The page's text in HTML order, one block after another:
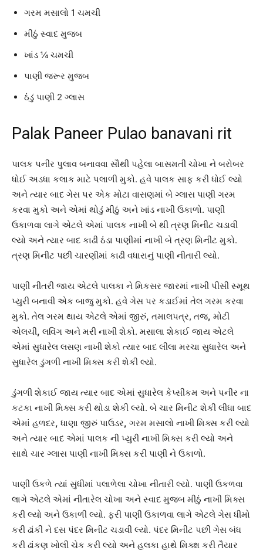
ગરમ મસાલો 1 ચમચી
મીઠું સ્વાદ મુજબ
ખાંડ ¼ ચમચી
પાણી જરૂર મુજબ
ઠંડું પાણી 2 ગ્લાસ
Palak Paneer Pulao banavani rit
પાલક પનીર પુલાવ બનાવવા સૌથી પહેલા બાસમતી ચોખા ને બરોબર
ધોઈ અડધા કલાક માટે પલાળી મુકો. હવે પાલક સાફ કરી ધોઈ લ્યો
અને ત્યાર બાદ ગેસ પર એક મોટા વાસણમાં બે ગ્લાસ પાણી ગરમ
કરવા મુકો અને એમાં થોડું મીઠું અને ખાંડ નાખી ઉકાળો. પાણી
ઉકાળવા લાગે એટલે એમાં પાલક નાખી બે થી ત્રણ મિનીટ ચડાવી
લ્યો અને ત્યાર બાદ કાઢી ઠંડા પાણીમાં નાખી બે ત્રણ મિનીટ મુકો.
ત્રણ મિનીટ પછી ચારણીમાં કાઢી વધારાનું પાણી નીતારી લ્યો.
પાણી નીતરી જાય એટલે પાલકા ને મિકસર જારમાં નાખી પીસી સ્મૂથ
પ્યુરી બનાવી એક બાજુ મુકો. હવે ગેસ પર કડાઈમાં તેલ ગરમ કરવા
મુકો. તેલ ગરમ થાય એટલે એમાં જીરું, તમાલપત્ર, તજ, મોટી
એલચી, લવિંગ અને મરી નાખી શેકો. મસાલા શેકાઈ જાય એટલે
એમાં સુધારેલ લસણ નાખી શેકો ત્યાર બાદ લીલા મરચા સુધારેલ અને
સુધારેલ ડુંગળી નાખી મિક્સ કરી શેકી લ્યો.
ડુંગળી શેકાઈ જાય ત્યાર બાદ એમાં સુધારેલ કેપ્સીકમ અને પનીર ના
કટકા નાખી મિક્સ કરી થોડા શેકી લ્યો. બે ચાર મિનીટ શેકી લીધા બાદ
એમાં હળદર, ધાણા જીરું પાઉડર, ગરમ મસાલો નાખી મિક્સ કરી લ્યો
અને ત્યાર બાદ એમાં પાલક ની પ્યુરી નાખી મિક્સ કરી લ્યો અને
સાથે ચાર ગ્લાસ પાણી નાખી મિક્સ કરી પાણી ને ઉકાળો.
પાણી ઉકળે ત્યાં સુંધીમાં પલાળેલા ચોખા નીતારી લ્યો. પાણી ઉકળવા
લાગે એટલે એમાં નીતારેલ ચોખા અને સ્વાદ મુજબ મીઠું નાખી મિક્સ
કરી લ્યો અને ઉકાળી લ્યો. ફરી પાણી ઉકાળવા લાગે એટલે ગેસ ધીમો
કરી ઢાંકી ને દસ પંદર મિનીટ ચડાવી લ્યો. પંદર મિનીટ પછી ગેસ બંધ
કરી ઢાંકણ ખોલી ચેક કરી લ્યો અને હલકા હાથે મિક્ક્ષ કરી તૈયાર